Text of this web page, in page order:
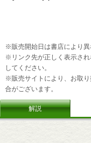
※販売開始日は書店により異
※リンク先が正しく表示さ
してください。
※販売サイトにより、お取
合がございます。
解説